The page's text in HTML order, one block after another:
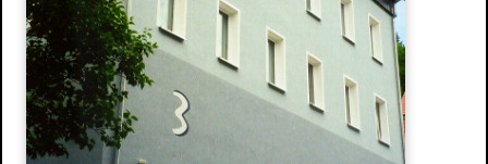
Impressum
Datenschutz